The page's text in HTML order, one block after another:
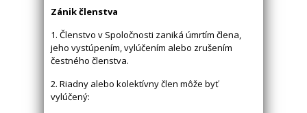
Zánik členstva
1. Členstvo v Spoločnosti zaniká úmrtím člena,
jeho vystúpením, vylúčením alebo zrušením
čestného členstva.
2. Riadny alebo kolektívny člen môže byť
vylúčený: